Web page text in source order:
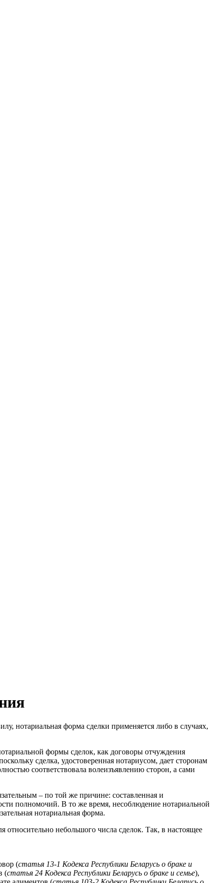
нотариальная форма сделки применяется либо в случаях,
формы сделок, как договоры отчуждения
сделка, удостоверенная нотариусом, дает сторонам
соответствовала волеизъявлению сторон, а сами
– по той же причине: составленная и
полномочий. В то же время, несоблюдение нотариальной
нотариальная форма.
относительно небольшого числа сделок. Так, в настоящее
(статья 13-1 Кодекса Республики Беларусь о браке и
(статья 24 Кодекса Республики Беларусь о браке и семье),